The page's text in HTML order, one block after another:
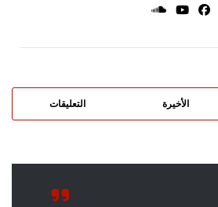
الأخيرة التعليقات